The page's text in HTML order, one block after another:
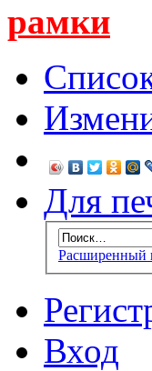
рамки
Для
Расширенный
Вход